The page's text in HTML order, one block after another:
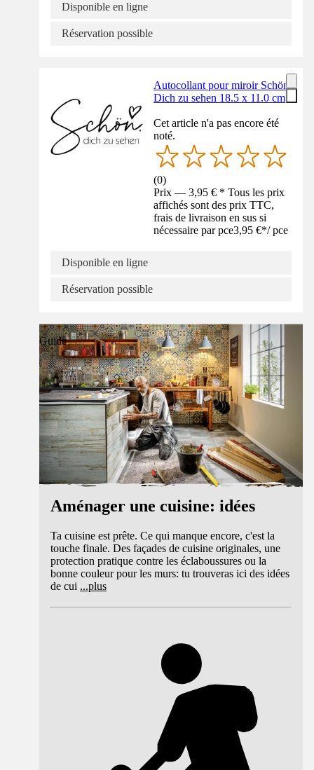
Disponible en ligne
Réservation possible
Autocollant pour miroir Schön
Dich zu sehen 18.5 x 11.0 cm
Cet article n'a pas encore été
noté.
(0)
Prix — 3,95 € * Tous les prix
affichés sont des prix TTC,
frais de livraison en sus si
nécessaire par pce3,95 €*/ pce
Disponible en ligne
Réservation possible
Guide
Aménager une cuisine: idées
Ta cuisine est prête. Ce qui manque encore, c'est la
touche finale. Des façades de cuisine originales, une
protection pratique contre les éclaboussures ou la
bonne couleur pour les murs: tu trouveras ici des idées
de cui ...plus